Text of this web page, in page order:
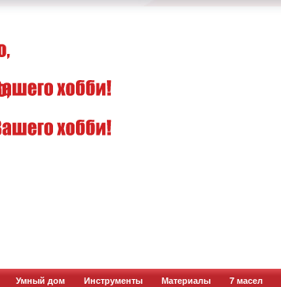
Умный дом Инструменты Материалы 7 масел